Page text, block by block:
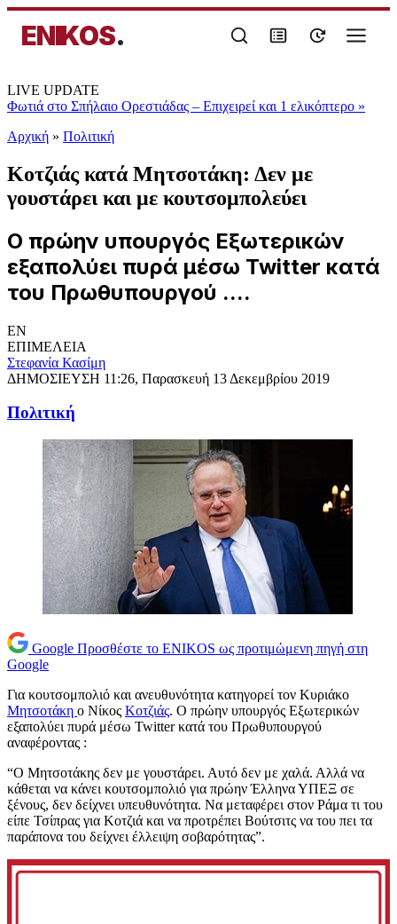
ENIKOS.
LIVE UPDATE
Φωτιά στο Σπήλαιο Ορεστιάδας – Επιχειρεί και 1 ελικόπτερο »
Αρχική » Πολιτική
Κοτζιάς κατά Μητσοτάκη: Δεν με
γουστάρει και με κουτσομπολεύει
Ο πρώην υπουργός Εξωτερικών
εξαπολύει πυρά μέσω Twitter κατά
του Πρωθυπουργού ....
EN
ΕΠΙΜΕΛΕΙΑ
Στεφανία Κασίμη
ΔΗΜΟΣΙΕΥΣΗ 11:26, Παρασκευή 13 Δεκεμβρίου 2019
Πολιτική
Google Προσθέστε το ENIKOS ως προτιμώμενη πηγή στη
Google
Για κουτσομπολιό και ανευθυνότητα κατηγορεί τον Κυριάκο
Μητσοτάκη ο Νίκος Κοτζιάς. Ο πρώην υπουργός Εξωτερικών
εξαπολύει πυρά μέσω Twitter κατά του Πρωθυπουργού
αναφέροντας :
“Ο Μητσοτάκης δεν με γουστάρει. Αυτό δεν με χαλά. Αλλά να
κάθεται να κάνει κουτσομπολιό για πρώην Έλληνα ΥΠΕΞ σε
ξένους, δεν δείχνει υπευθυνότητα. Να μεταφέρει στον Ράμα τι του
είπε Τσίπρας για Κοτζιά και να προτρέπει Βούτσιτς να του πει τα
παράπονα του δείχνει έλλειψη σοβαρότητας”.